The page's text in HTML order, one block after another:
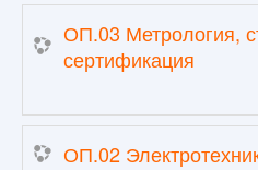
ОП.03 Метрология,
сертификация
ОП.02